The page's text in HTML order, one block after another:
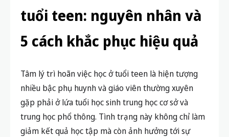
tuổi teen: nguyên nhân và
5 cách khắc phục hiệu quả
Tâm lý trì hoãn việc học ở tuổi teen là hiện tượng
nhiều bậc phụ huynh và giáo viên thường xuyên
gặp phải ở lứa tuổi học sinh trung học cơ sở và
trung học phổ thông. Tình trạng này không chỉ làm
giảm kết quả học tập mà còn ảnh hưởng tới sự